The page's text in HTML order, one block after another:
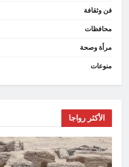
فن وثقافة
محافظات
مرأة وصحة
منوعات
الأكثر رواجا